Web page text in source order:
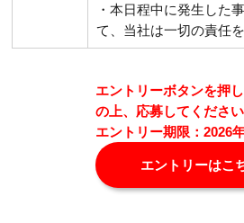
・本日程中に発生した
て、当社は一切の責任
エントリーボタンを押
の上、応募してください
エントリー期限：2026
エントリーはこ